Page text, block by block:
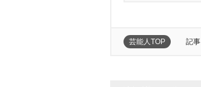
芸能人TOP 記事